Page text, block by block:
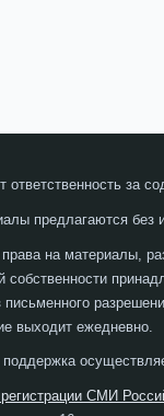
ответственность за
предлагаются без
на материалы,
собственности
выходит ежедневно.
СМИ